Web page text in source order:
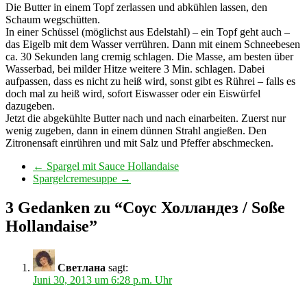
Die Butter in einem Topf zerlassen und abkühlen lassen, den
Schaum wegschütten.
In einer Schüssel (möglichst aus Edelstahl) – ein Topf geht auch –
das Eigelb mit dem Wasser verrühren. Dann mit einem Schneebesen
ca. 30 Sekunden lang cremig schlagen. Die Masse, am besten über
Wasserbad, bei milder Hitze weitere 3 Min. schlagen. Dabei
aufpassen, dass es nicht zu heiß wird, sonst gibt es Rührei – falls es
doch mal zu heiß wird, sofort Eiswasser oder ein Eiswürfel
dazugeben.
Jetzt die abgekühlte Butter nach und nach einarbeiten. Zuerst nur
wenig zugeben, dann in einem dünnen Strahl angießen. Den
Zitronensaft einrühren und mit Salz und Pfeffer abschmecken.
← Spargel mit Sauce Hollandaise
Spargelcremesuppe →
3 Gedanken zu “Соус Холландез / Soße
Hollandaise”
Светлана sagt:
Juni 30, 2013 um 6:28 p.m. Uhr